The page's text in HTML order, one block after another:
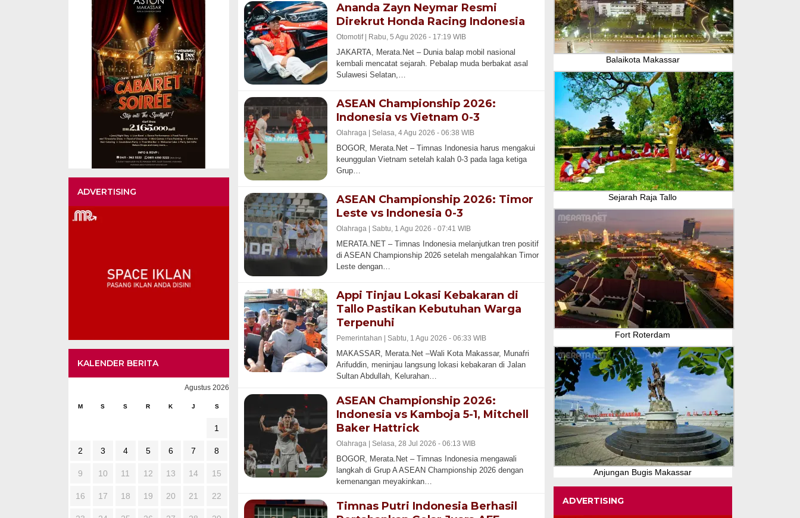
ADVERTISING
KALENDER BERITA
Agustus 2026
M S S R K J S
1
2 3 4 5 6 7 8
9 10 11 12 13 14 15
16 17 18 19 20 21 22
Ananda Zayn Neymar Resmi
Direkrut Honda Racing Indonesia
Otomotif | Rabu, 5 Agu 2026 - 17:19 WIB
JAKARTA, Merata.Net – Dunia balap mobil nasional
kembali mencatat sejarah. Pebalap muda berbakat asal
Sulawesi Selatan,…
ASEAN Championship 2026:
Indonesia vs Vietnam 0-3
Olahraga | Selasa, 4 Agu 2026 - 06:38 WIB
BOGOR, Merata.Net – Timnas Indonesia harus mengakui
keunggulan Vietnam setelah kalah 0-3 pada laga ketiga
Grup…
ASEAN Championship 2026: Timor
Leste vs Indonesia 0-3
Olahraga | Sabtu, 1 Agu 2026 - 07:41 WIB
MERATA.NET – Timnas Indonesia melanjutkan tren positif
di ASEAN Championship 2026 setelah mengalahkan Timor
Leste dengan…
Appi Tinjau Lokasi Kebakaran di
Tallo Pastikan Kebutuhan Warga
Terpenuhi
Pemerintahan | Sabtu, 1 Agu 2026 - 06:33 WIB
MAKASSAR, Merata.Net –Wali Kota Makassar, Munafri
Arifuddin, meninjau langsung lokasi kebakaran di Jalan
Sultan Abdullah, Kelurahan…
ASEAN Championship 2026:
Indonesia vs Kamboja 5-1, Mitchell
Baker Hattrick
Olahraga | Selasa, 28 Jul 2026 - 06:13 WIB
BOGOR, Merata.Net – Timnas Indonesia mengawali
langkah di Grup A ASEAN Championship 2026 dengan
kemenangan meyakinkan…
Timnas Putri Indonesia Berhasil
Balaikota Makassar
Sejarah Raja Tallo
Fort Roterdam
Anjungan Bugis Makassar
ADVERTISING